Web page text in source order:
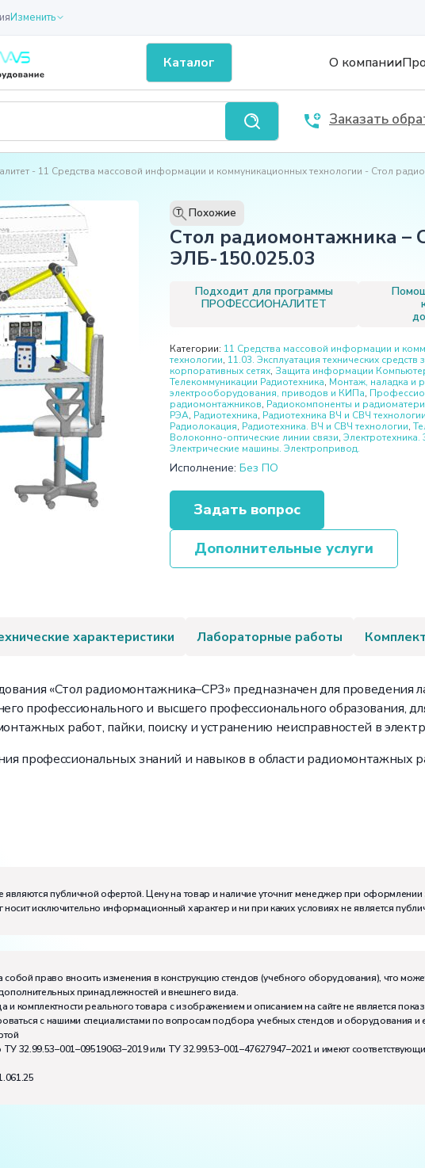
Изменить
Каталог О компании
Заказать
11 Средства массовой информации и коммуникационных технологии Стол
T Похожие
Стол радиомонтажника –
ЭЛБ-150.025.03
Подходит для программы
ПРОФЕССИОНАЛИТЕТ
Категории: 11 Средства массовой информации и
технологии, 11.03. Эксплуатация технических
корпоративных сетях, Защита информации
Телекоммуникации Радиотехника, Монтаж, наладка и
электрооборудования, приводов и КИПа,
радиомонтажников, Радиокомпоненты и
РЭА, Радиотехника, Радиотехника ВЧ и СВЧ
Радиолокация, Радиотехника. ВЧ и СВЧ технологии,
Волоконно-оптические линии связи, Электротехника.
Электрические машины. Электропривод.
Исполнение: Без ПО
Задать вопрос
Дополнительные услуги
характеристики Лабораторные работы
«Стол радиомонтажника–СР3» предназначен для проведения
профессионального и высшего профессионального образования,
работ, пайки, поиску и устранению неисправностей в
профессиональных знаний и навыков в области радиомонтажных
В·А:
1500
˚С:
одновременно и активно может работать на комплекте:1
являются публичной офертой. Цену на товар и наличие уточнит менеджер при
носит исключительно информационный характер и ни при каких условиях не является
право вносить изменения в конструкцию стендов (учебного оборудования), что
принадлежностей и внешнего вида.
комплектности реального товара с изображением и описанием на сайте не является
с нашими специалистами по вопросам подбора учебных стендов и оборудования и
32.99.53–001–09519063–2019 или ТУ 32.99.53–001–47627947–2021 и имеют